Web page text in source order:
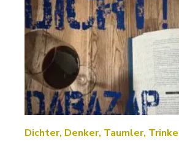
Dichter, Denker, Taumler,